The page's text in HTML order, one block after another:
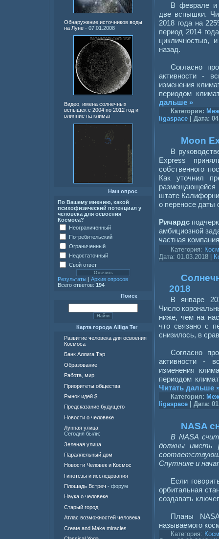
Обнаружение источников воды
на Луне - 07.01.2008
Видео, имена солнечных
вспышек с 2004 по 2012 год и
влияние на климат
Наш опрос
По Вашему мнению, какой
психофизический потенциал у
человека для освоения
Космоса?
Неограниченный
Потребительский
Ограниченный
Недостаточный
Свой ответ
Результаты | Архив опросов
Всего ответов: 194
Поиск
Карта города Alliga Ter
Развитие человека для освоения
Космоса
Банк Аллига Тэр
Образование
Работа, мир
Приоритеты общества
Рынок идей $
Предсказание будущего
Новости о человеке
Лунная улица
Сегодня были:
Зеленая улица
Параллельный дом
Новости Человек и Космос
Гипотезы и исследования
Площадь Встреч - форум
Наука о человеке
Старый город
Атлас возможностей человека
Create and Make miracles
В феврале и
две вспышки.
2018 года на
период 2014
цикличностью,
назад.
Согласно
активности -
изменения
периодом
дальше »
Категория:
ligaspace | Дата:
Moon
В
Express
собственного
Как уточнил
штате
о переносе даты
Ричардс
амбициозной
частная
Категория:
Дата: 01.03.2018 |
2018
В январе
Число
ниже, чем на
что связано с
снизилось, в
Согласно
активности -
изменения
периодом
Читать дальше
Категория:
ligaspace | Дата:
NASA
В NASA
должны иметь
Спутнике и
Если
орбитальная
создавать
Планы
называемого
Категория: